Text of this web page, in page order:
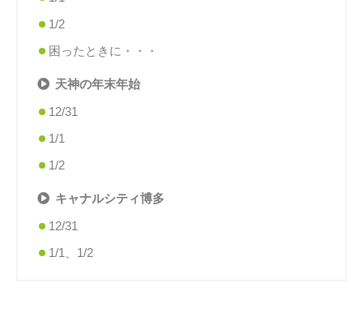
1/2
困ったときに・・・
天神の年末年始
12/31
1/1
1/2
キャナルシティ博多
12/31
1/1、1/2